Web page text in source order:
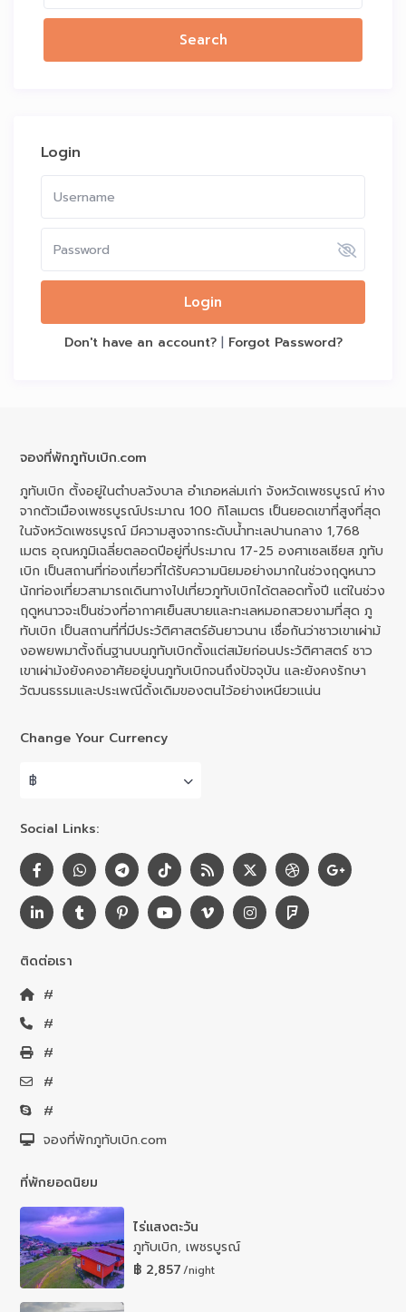
Login
Login
Don't have an account?| Forgot Password?
จองที่พักภูทับเบิก.com
ภูทับเบิก ตั้งอยู่ในตำบลวังบาล อำเภอหล่มเก่า จังหวัดเพชรบูรณ์ ห่าง
จากตัวเมืองเพชรบูรณ์ประมาณ 100 กิโลเมตร เป็นยอดเขาที่สูงที่สุด
ในจังหวัดเพชรบูรณ์ มีความสูงจากระดับน้ำทะเลปานกลาง 1,768
เมตร อุณหภูมิเฉลี่ยตลอดปีอยู่ที่ประมาณ 17-25 องศาเซลเซียส ภูทับ
เบิก เป็นสถานที่ท่องเที่ยวที่ได้รับความนิยมอย่างมากในช่วงฤดูหนาว
นักท่องเที่ยวสามารถเดินทางไปเที่ยวภูทับเบิกได้ตลอดทั้งปี แต่ในช่วง
ฤดูหนาวจะเป็นช่วงที่อากาศเย็นสบายและทะเลหมอกสวยงามที่สุด ภู
ทับเบิก เป็นสถานที่ที่มีประวัติศาสตร์อันยาวนาน เชื่อกันว่าชาวเขาเผ่าม้
งอพยพมาตั้งถิ่นฐานบนภูทับเบิกตั้งแต่สมัยก่อนประวัติศาสตร์ ชาว
เขาเผ่าม้งยังคงอาศัยอยู่บนภูทับเบิกจนถึงปัจจุบัน และยังคงรักษา
วัฒนธรรมและประเพณีดั้งเดิมของตนไว้อย่างเหนียวแน่น
Change Your Currency
฿
Social Links:
ติดต่อเรา
#
#
#
#
#
จองที่พักภูทับเบิก.com
ที่พักยอดนิยม
ไร่แสงตะวัน
ภูทับเบิก, เพชรบูรณ์
฿ 2,857/night